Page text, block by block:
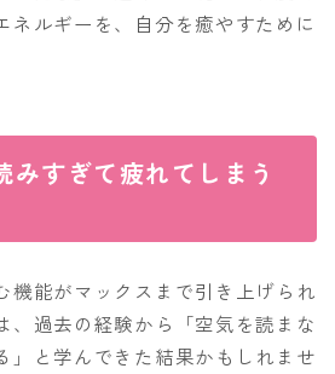
ネルギーを、自分を癒やすために
みすぎて疲れてしまう
機能がマックスまで引き上げられ
、過去の経験から「空気を読まな
」と学んできた結果かもしれませ